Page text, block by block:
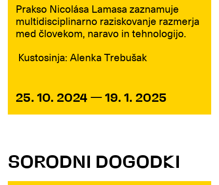
Prakso Nicolása Lamasa zaznamuje
multidisciplinarno raziskovanje razmerja
med človekom, naravo in tehnologijo.
Kustosinja: Alenka Trebušak
25. 10. 2024 — 19. 1. 2025
SORODNI DOGODKI